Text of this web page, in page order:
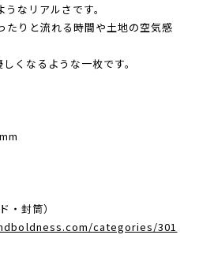
なリアルさです。
たりと流れる時間や土地の空気感
くなるような一枚です。
封筒）
categories/301